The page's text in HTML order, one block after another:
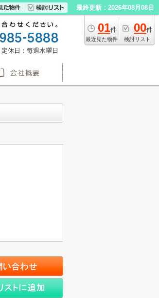
最終更新：2026年08月08日
01件
最近見た物件
00件
検討リスト
定休日：毎週水曜日